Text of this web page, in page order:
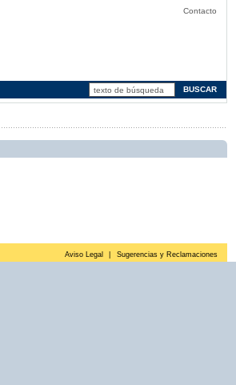
Contacto
Aviso Legal Sugerencias y Reclamaciones